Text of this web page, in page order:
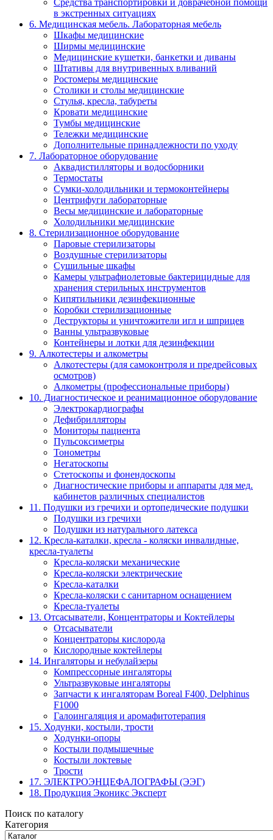
Средства транспортировки и доврачебной помощи
в экстренных ситуациях
6. Медицинская мебель. Лабораторная мебель
Шкафы медицинские
Ширмы медицинские
Медицинские кушетки, банкетки и диваны
Штативы для внутривенных вливаний
Ростомеры медицинские
Столики и столы медицинские
Стулья, кресла, табуреты
Кровати медицинские
Тумбы медицинские
Тележки медицинские
Дополнительные принадлежности по уходу
7. Лабораторное оборудование
Аквадистилляторы и водосборники
Термостаты
Сумки-холодильники и термоконтейнеры
Центрифуги лабораторные
Весы медицинские и лабораторные
Холодильники медицинские
8. Стерилизационное оборудование
Паровые стерилизаторы
Воздушные стерилизаторы
Сушильные шкафы
Камеры ультрафиолетовые бактерицидные для
хранения стерильных инструментов
Кипятильники дезинфекционные
Коробки стерилизационные
Деструкторы и уничтожители игл и шприцев
Ванны ультразвуковые
Контейнеры и лотки для дезинфекции
9. Алкотестеры и алкометры
Алкотестеры (для самоконтроля и предрейсовых
осмотров)
Алкометры (профессиональные приборы)
10. Диагностическое и реанимационное оборудование
Электрокардиографы
Дефибрилляторы
Мониторы пациента
Пульсоксиметры
Тонометры
Негатоскопы
Стетоскопы и фонендоскопы
Диагностические приборы и аппараты для мед.
кабинетов различных специалистов
11. Подушки из гречихи и ортопедические подушки
Подушки из гречихи
Подушки из натурального латекса
12. Кресла-каталки, кресла - коляски инвалидные,
кресла-туалеты
Кресла-коляски механические
Кресла-коляски электрические
Кресла-каталки
Кресла-коляски с санитарном оснащением
Кресла-туалеты
13. Отсасыватели, Концентраторы и Коктейлеры
Отсасыватели
Концентраторы кислорода
Кислородные коктейлеры
14. Ингаляторы и небулайзеры
Компрессорные ингаляторы
Ультразвуковые ингаляторы
Запчасти к ингаляторам Boreal F400, Delphinus
F1000
Галоингаляция и аромафитотерапия
15. Ходунки, костыли, трости
Ходунки-опоры
Костыли подмышечные
Костыли локтевые
Трости
17. ЭЛЕКТРО­ЭНЦЕФАЛОГРАФЫ (ЭЭГ)
18. Продукция Эконикс Эксперт
Поиск по каталогу
Категория